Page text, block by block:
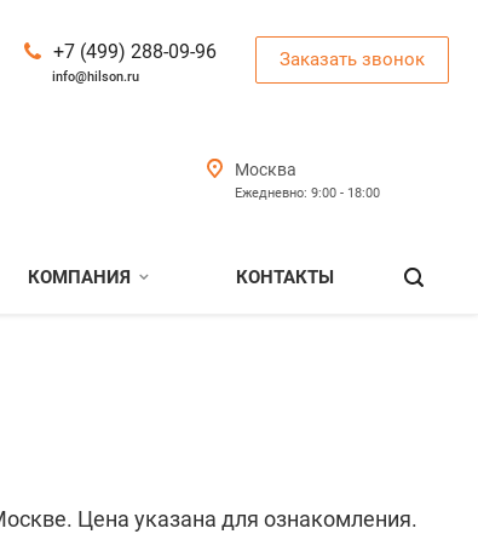
+7 (499) 288-09-96
info@hilson.ru
Заказать звонок
Москва
Ежедневно: 9:00 - 18:00
КОМПАНИЯ КОНТАКТЫ
Цена указана для ознакомления.